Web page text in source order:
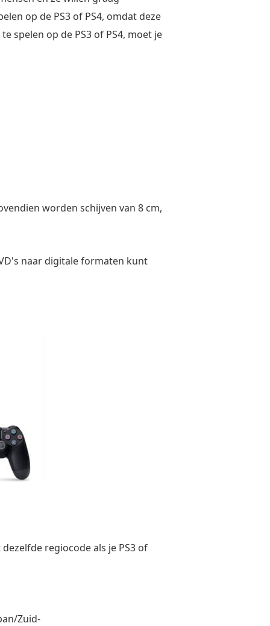
op de PS3 of PS4, omdat deze
spelen op de PS3 of PS4, moet je
worden schijven van 8 cm,
naar digitale formaten kunt
regiocode als je PS3 of
Zuid-